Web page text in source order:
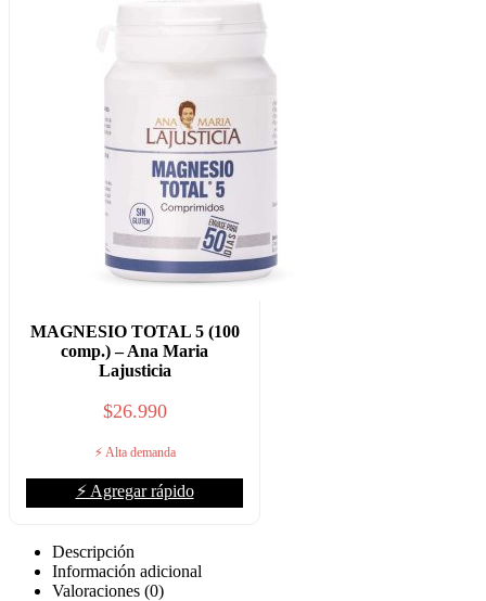
MAGNESIO TOTAL 5 (100
comp.) – Ana Maria
Lajusticia
$26.990
⚡ Alta demanda
⚡ Agregar rápido
Descripción
Información adicional
Valoraciones (0)